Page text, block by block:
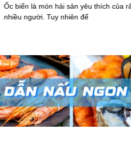
Ốc biển là món hải sản yêu thích của
nhiều người. Tuy nhiên để